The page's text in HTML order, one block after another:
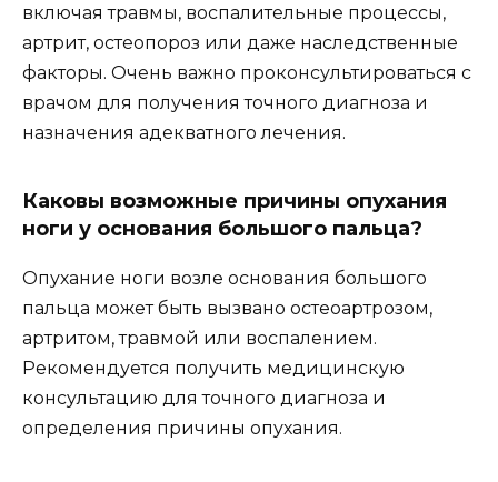
включая травмы, воспалительные процессы,
артрит, остеопороз или даже наследственные
факторы. Очень важно проконсультироваться с
врачом для получения точного диагноза и
назначения адекватного лечения.
Каковы возможные причины опухания
ноги у основания большого пальца?
Опухание ноги возле основания большого
пальца может быть вызвано остеоартрозом,
артритом, травмой или воспалением.
Рекомендуется получить медицинскую
консультацию для точного диагноза и
определения причины опухания.